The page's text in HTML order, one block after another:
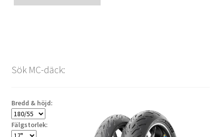
Sök MC-däck:
Bredd & höjd:
Fälgstorlek: